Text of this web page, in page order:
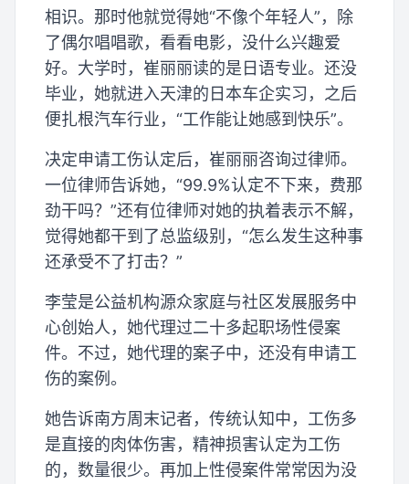
相识。那时他就觉得她“不像个年轻人”，除
了偶尔唱唱歌，看看电影，没什么兴趣爱
好。大学时，崔丽丽读的是日语专业。还没
毕业，她就进入天津的日本车企实习，之后
便扎根汽车行业，“工作能让她感到快乐”。
决定申请工伤认定后，崔丽丽咨询过律师。
一位律师告诉她，“99.9%认定不下来，费那
劲干吗？”还有位律师对她的执着表示不解，
觉得她都干到了总监级别，“怎么发生这种事
还承受不了打击？”
李莹是公益机构源众家庭与社区发展服务中
心创始人，她代理过二十多起职场性侵案
件。不过，她代理的案子中，还没有申请工
伤的案例。
她告诉南方周末记者，传统认知中，工伤多
是直接的肉体伤害，精神损害认定为工伤
的，数量很少。再加上性侵案件常常因为没